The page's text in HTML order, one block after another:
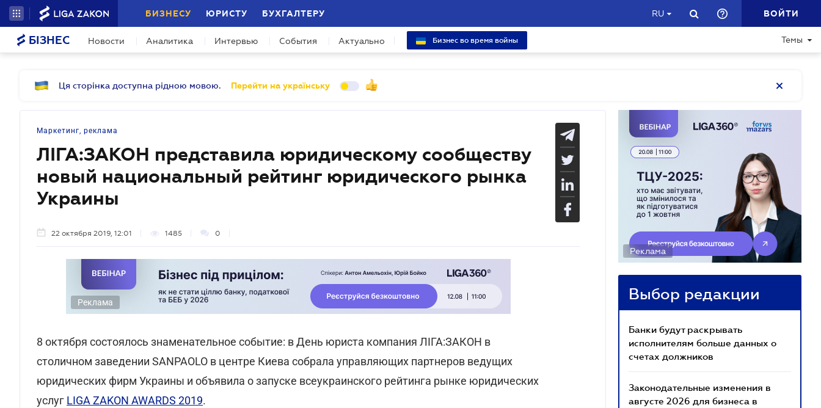
БИЗНЕСУ ЮРИСТУ БУХГАЛТЕРУ RU ВОЙТИ
БІЗНЕС Новости Аналитика Интервью События Актуально Бизнес во время войны Темы
Ця сторінка доступна рідною мовою. Перейти на українську
Маркетинг, реклама
ЛІГА:ЗАКОН представила юридическому сообществу
новый национальный рейтинг юридического рынка
Украины
22 октября 2019, 12:01 1485 0
Реклама
8 октября состоялось знаменательное событие: в День юриста компания ЛІГА:ЗАКОН в
столичном заведении SANPAOLO в центре Киева собрала управляющих партнеров ведущих
юридических фирм Украины и объявила о запуске всеукраинского рейтинга рынке юридических
услуг LIGA ZAKON AWARDS 2019.
Реклама
Выбор редакции
Банки будут раскрывать
исполнителям больше данных о
счетах должников
Законодательные изменения в
августе 2026 для бизнеса в